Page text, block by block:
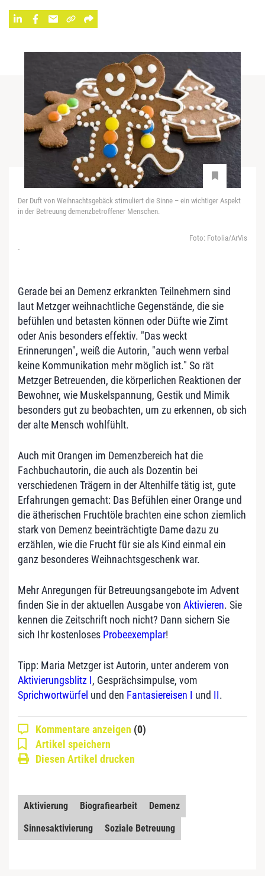
Der Duft von Weihnachtsgebäck stimuliert die Sinne – ein wichtiger Aspekt
in der Betreuung demenzbetroffener Menschen.
Foto: Fotolia/ArVis
-
Gerade bei an Demenz erkrankten Teilnehmern sind
laut Metzger weihnachtliche Gegenstände, die sie
befühlen und betasten können oder Düfte wie Zimt
oder Anis besonders effektiv. "Das weckt
Erinnerungen", weiß die Autorin, "auch wenn verbal
keine Kommunikation mehr möglich ist." So rät
Metzger Betreuenden, die körperlichen Reaktionen der
Bewohner, wie Muskelspannung, Gestik und Mimik
besonders gut zu beobachten, um zu erkennen, ob sich
der alte Mensch wohlfühlt.
Auch mit Orangen im Demenzbereich hat die
Fachbuchautorin, die auch als Dozentin bei
verschiedenen Trägern in der Altenhilfe tätig ist, gute
Erfahrungen gemacht: Das Befühlen einer Orange und
die ätherischen Fruchtöle brachten eine schon ziemlich
stark von Demenz beeinträchtigte Dame dazu zu
erzählen, wie die Frucht für sie als Kind einmal ein
ganz besonderes Weihnachtsgeschenk war.
Mehr Anregungen für Betreuungsangebote im Advent
finden Sie in der aktuellen Ausgabe von Aktivieren. Sie
kennen die Zeitschrift noch nicht? Dann sichern Sie
sich Ihr kostenloses Probeexemplar!
Tipp: Maria Metzger ist Autorin, unter anderem von
Aktivierungsblitz I, Gesprächsimpulse, vom
Sprichwortwürfel und den Fantasiereisen I und II.
Kommentare anzeigen (0)
Artikel speichern
Diesen Artikel drucken
Aktivierung Biografiearbeit
Demenz
Sinnesaktivierung
Soziale Betreuung